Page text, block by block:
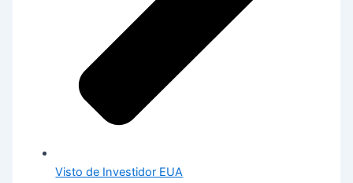
Visto de Investidor EUA